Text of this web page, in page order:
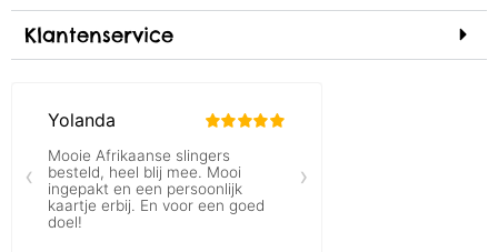
Klantenservice